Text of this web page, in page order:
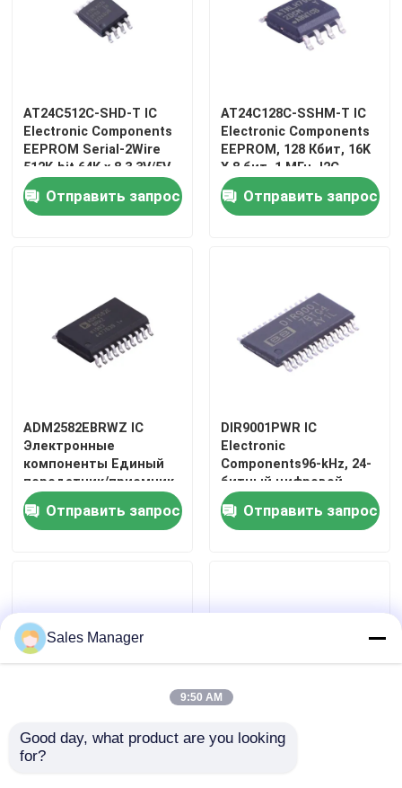
Продукты
О нас
Путешествие фабрики
Спросите цитату
AT24C512C-SHD-T IC
Electronic Components
EEPROM Serial-2Wire
512K-bit 64K x 8 3.3V/5V
8-Pin SOIC EIAJ T/R
Отправить запрос
AT24C128C-SSHM-T IC
Electronic Components
EEPROM, 128 Кбит, 16K
X 8 бит, 1 МГц, I2C,
SOIC, 8 пин
Отправить запрос
ADM2582EBRWZ IC
Электронные
компоненты Единый
передатчик/приемник
RS-422/RS-485 20-
контактная SOIC W
Отправить запрос
DIR9001PWR IC
Electronic
Components96-kHz, 24-
битный цифровой
аудио интерфейсный
приемник
Отправить запрос
74LVC1G3157DW-7 IC
Электронные
TPS62810MWRWYR IC
Sales Manager
9:50 AM
Good day, what product are you looking
for?